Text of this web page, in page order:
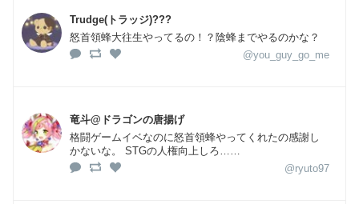
Trudge(トラッジ)???
怒首領蜂大往生やってるの！？陰蜂までやるのかな？
@you_guy_go_me
竜斗@ドラゴンの唐揚げ
格闘ゲームイベなのに怒首領蜂やってくれたの感謝し
かないな。 STGの人権向上しろ……
@ryuto97